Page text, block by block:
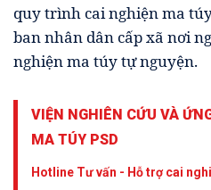
quy trình cai nghiện ma
ban nhân dân cấp xã nơi
nghiện ma túy tự nguyện.
VIỆN NGHIÊN CỨU VÀ
MA TÚY PSD
Hotline Tư vấn - Hỗ trợ cai